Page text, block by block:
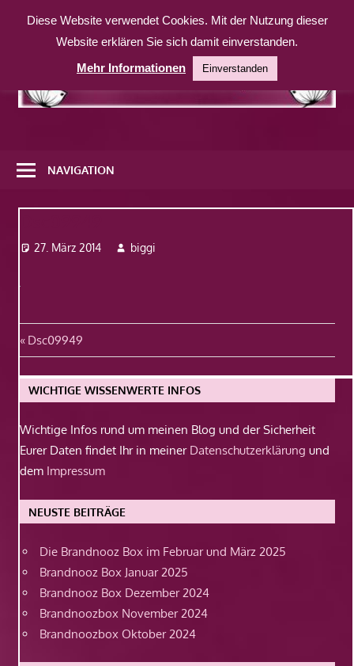
Inhalt
weitere
Website
NAVIGATION
27. März 2014 biggi
Beitragsnavigation
Vorheriger
Beitrag:
Dsc09949
WICHTIGE WISSENWERTE INFOS
Wichtige Infos rund um meinen Blog und der Sicherheit
Eurer Daten findet Ihr in meiner Datenschutzerklärung und
dem Impressum
NEUSTE BEITRÄGE
Die Brandnooz Box im Februar und März 2025
Brandnooz Box Januar 2025
Brandnooz Box Dezember 2024
Brandnoozbox November 2024
Brandnoozbox Oktober 2024
Diese Website verwendet Cookies. Mit der Nutzung dieser
Website erklären Sie sich damit einverstanden.
Mehr Informationen
Einverstanden